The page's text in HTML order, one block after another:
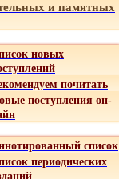
и памятных
новых
почитать
поступления он-
список
периодических